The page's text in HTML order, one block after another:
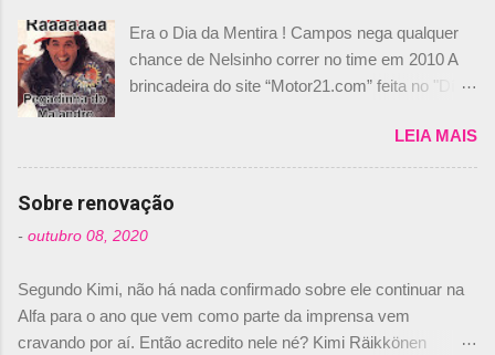
r
i
o
Era o Dia da Mentira ! Campos nega qualquer
chance de Nelsinho correr no time em 2010 A
brincadeira do site “Motor21.com” feita no "Día
de abril –, afirmando que Nelson Piquet havia
comprado 15% das ações da Campos, dando,
com isso, um lugar no time a Nelsinho Piquet,
foi esclarecida de uma vez por todas por
Daniele Audetto, diretor da escuderia. O
não será o companheiro de Bruno Senna em
2010. "Na verdade, nós recebemos uma oferta
de Piquet", admitiu Audetto. “Mas depois de ter
LEIA MAIS
Sobre renovação
- outubro 08, 2020
Segundo Kimi, não há nada confirmado sobre ele continuar na
Alfa para o ano que vem como parte da imprensa vem
cravando por aí. Então acredito nele né? Kimi Räikkönen